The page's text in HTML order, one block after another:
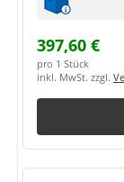
397,60 €
pro 1 Stück
inkl. MwSt. zzgl.